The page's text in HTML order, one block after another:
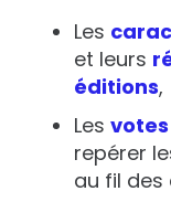
Les
et leurs
éditions,
Les
repérer
au fil des